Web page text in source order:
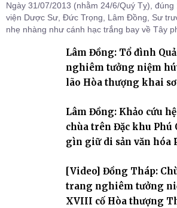
Ngày 31/07/2013 (nhằm 24/6/Quý Tỵ),
viện Dược Sư, Đức Trọng, Lâm Đồng, Sư
nhẹ nhàng như cánh hạc trắng bay về Tây
Lâm Đồng: Tổ đình
nghiêm tưởng niệm
lão Hòa thượng khai
Lâm Đồng: Khảo cứu
chùa trên Đặc khu Phú
gìn giữ di sản văn hóa
[Video] Đồng Tháp:
trang nghiêm tưởng
XVIII cố Hòa thượng